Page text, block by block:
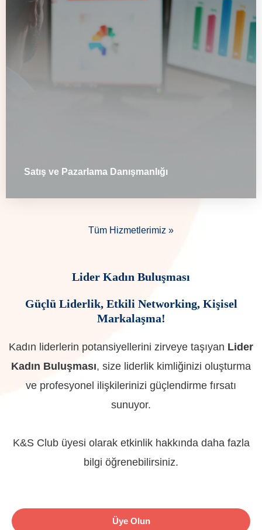
Satış ve Pazarlama Danışmanlığı
Tüm Hizmetlerimiz »
Lider Kadın Buluşması
Güçlü Liderlik, Etkili Networking, Kişisel
Markalaşma!
Kadın liderlerin potansiyellerini zirveye taşıyan Lider
Kadın Buluşması, size liderlik kimliğinizi oluşturma
ve profesyonel ilişkilerinizi güçlendirme fırsatı
sunuyor.
K&S Club üyesi olarak etkinlik hakkında daha fazla
bilgi öğrenebilirsiniz.
Üye Olun